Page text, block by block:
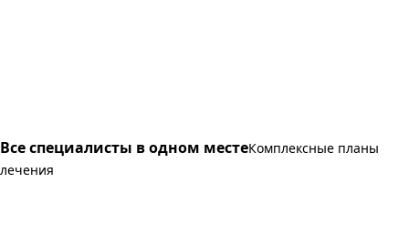
Все специалисты в одном местеКомплексные планы
лечения